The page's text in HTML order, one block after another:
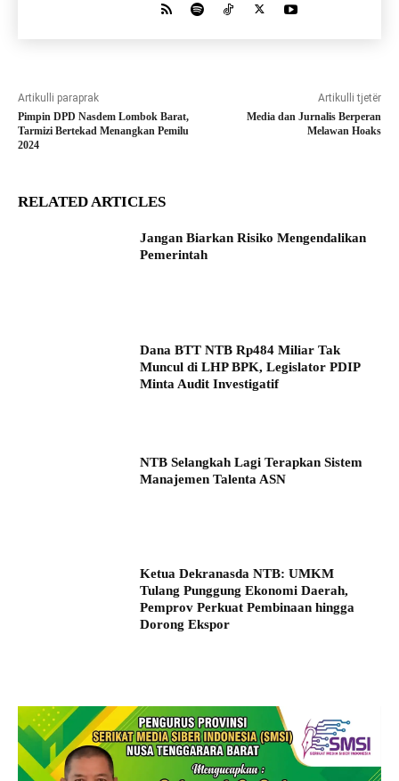
Artikulli paraprak
Pimpin DPD Nasdem Lombok Barat,
Tarmizi Bertekad Menangkan Pemilu
2024
Artikulli tjetër
Media dan Jurnalis Berperan
Melawan Hoaks
RELATED ARTICLES
Jangan Biarkan Risiko Mengendalikan
Pemerintah
Dana BTT NTB Rp484 Miliar Tak
Muncul di LHP BPK, Legislator PDIP
Minta Audit Investigatif
NTB Selangkah Lagi Terapkan Sistem
Manajemen Talenta ASN
Ketua Dekranasda NTB: UMKM
Tulang Punggung Ekonomi Daerah,
Pemprov Perkuat Pembinaan hingga
Dorong Ekspor